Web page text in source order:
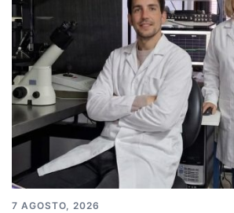
7 AGOSTO, 2026